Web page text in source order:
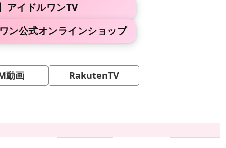
アイドルワンTV
ン公式オンラインショップ
動画 RakutenTV